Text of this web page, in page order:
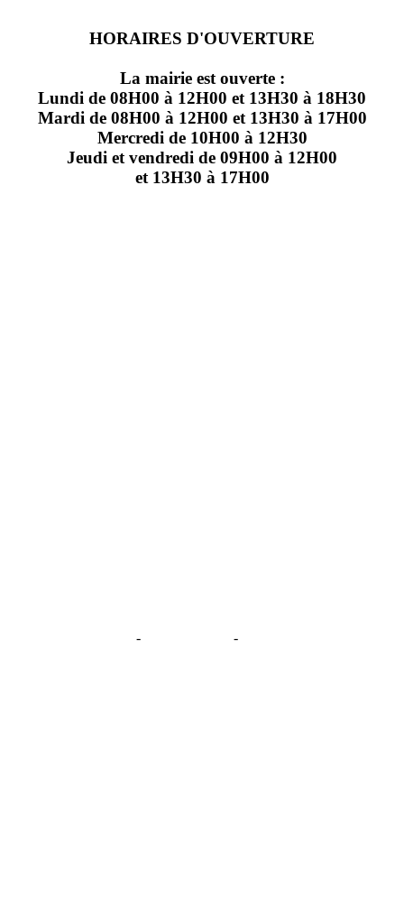
HORAIRES D'OUVERTURE
La mairie est ouverte :
Lundi de 08H00 à 12H00 et 13H30 à 18H30
Mardi de 08H00 à 12H00 et 13H30 à 17H00
Mercredi de 10H00 à 12H30
Jeudi et vendredi de 09H00 à 12H00
et 13H30 à 17H00
- -